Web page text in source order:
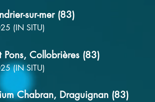
sur-mer (83)
(IN SITU)
Pons, Collobrières (83)
(IN SITU)
Chabran, Draguignan (83)